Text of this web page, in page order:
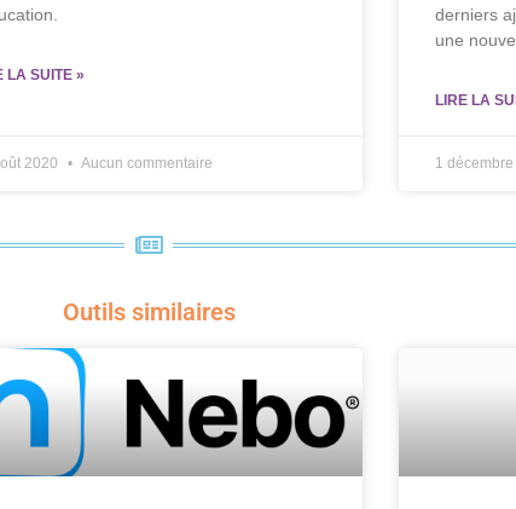
LA SUITE »
2020 Aucun commentaire
derniers
une
LIRE LA
1
Outils similaires